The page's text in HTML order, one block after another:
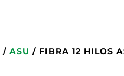
/ ASU / FIBRA 12 HILOS